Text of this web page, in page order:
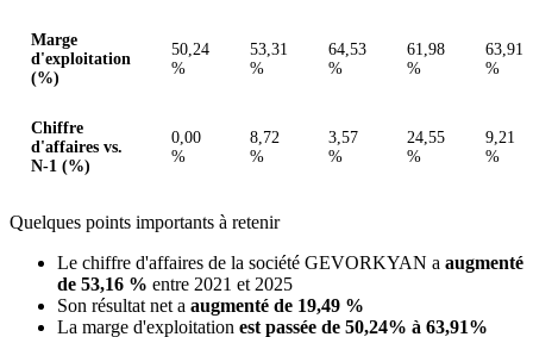
Marge
d'exploitation
(%)
50,24
%
53,31
%
64,53
%
61,98
%
63,91
%
Chiffre
d'affaires vs.
N-1 (%)
0,00
%
8,72
%
3,57
%
24,55
%
9,21
%
Quelques points importants à retenir
Le chiffre d'affaires de la société GEVORKYAN a augmenté
de 53,16 % entre 2021 et 2025
Son résultat net a augmenté de 19,49 %
La marge d'exploitation est passée de 50,24% à 63,91%